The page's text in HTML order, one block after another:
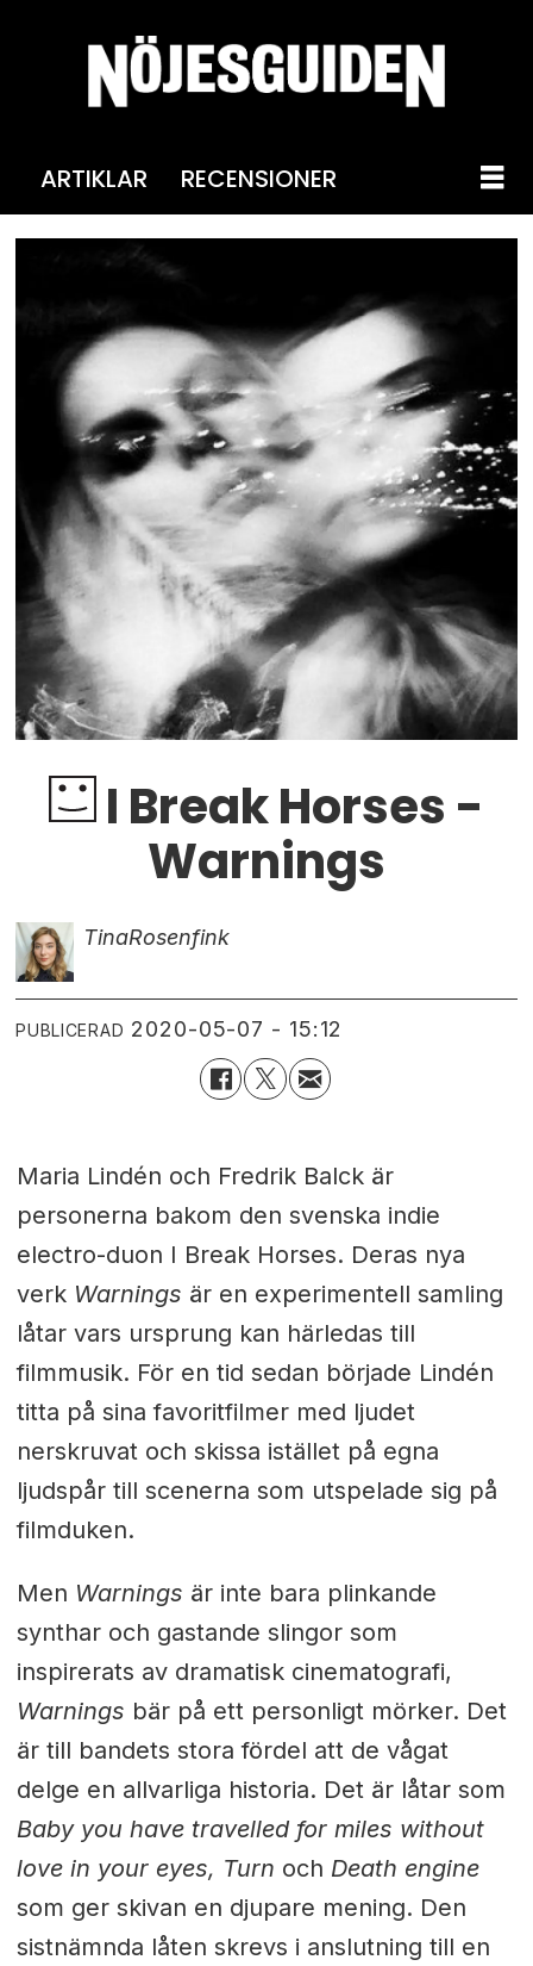
ARTIKLAR RECENSIONER
I Break Horses -
Warnings
TinaRosenfink
PUBLICERAD 2020-05-07 - 15:12
Maria Lindén och Fredrik Balck är
personerna bakom den svenska indie
electro-duon I Break Horses. Deras nya
verk Warnings är en experimentell samling
låtar vars ursprung kan härledas till
filmmusik. För en tid sedan började Lindén
titta på sina favoritfilmer med ljudet
nerskruvat och skissa istället på egna
ljudspår till scenerna som utspelade sig på
filmduken.
Men Warnings är inte bara plinkande
synthar och gastande slingor som
inspirerats av dramatisk cinematografi,
Warnings bär på ett personligt mörker. Det
är till bandets stora fördel att de vågat
delge en allvarliga historia. Det är låtar som
Baby you have travelled for miles without
love in your eyes, Turn och Death engine
som ger skivan en djupare mening. Den
sistnämnda låten skrevs i anslutning till en